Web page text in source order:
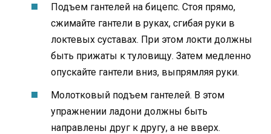
Подъем гантелей на бицепс. Стоя прямо,
сжимайте гантели в руках, сгибая руки в
локтевых суставах. При этом локти должны
быть прижаты к туловищу. Затем медленно
опускайте гантели вниз, выпрямляя руки.
Молотковый подъем гантелей. В этом
упражнении ладони должны быть
направлены друг к другу, а не вверх.